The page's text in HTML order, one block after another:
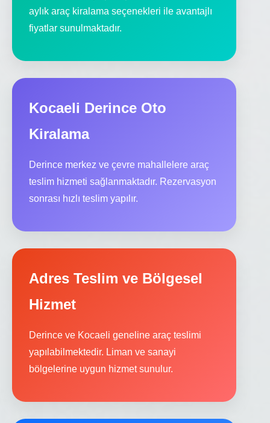
aylık araç kiralama seçenekleri ile avantajlı
fiyatlar sunulmaktadır.
Kocaeli Derince Oto
Kiralama
Derince merkez ve çevre mahallelere araç
teslim hizmeti sağlanmaktadır. Rezervasyon
sonrası hızlı teslim yapılır.
Adres Teslim ve Bölgesel
Hizmet
Derince ve Kocaeli geneline araç teslimi
yapılabilmektedir. Liman ve sanayi
bölgelerine uygun hizmet sunulur.